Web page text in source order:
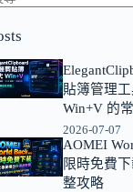
貼簿管理
Win+V 的
2026-07-07
AOMEI
限時免費
整攻略